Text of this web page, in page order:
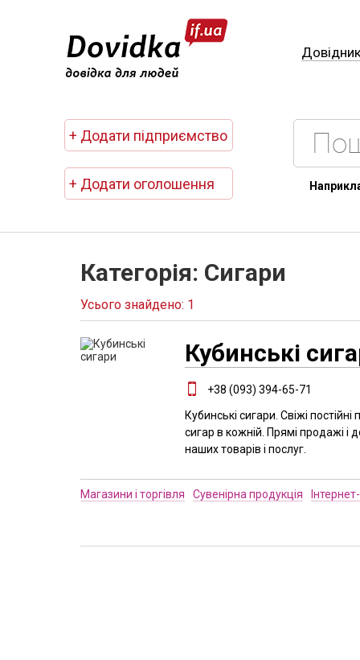
+ Додати підприємство
+ Додати оголошення
Категорія: Сигари
Усього знайдено: 1
Кубинські
+38 (093) 394-65-71
Кубинські сигари. Свіжі
сигар в кожній. Прямі продажі і
наших товарів і послуг.
Магазини і торгівля Сувенірна продукція